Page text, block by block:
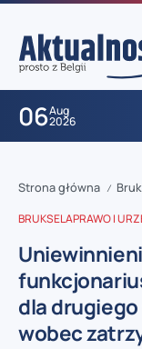
06Aug
2026
Strona główna /
BRUKSELAPRAWO I
dla
wobec